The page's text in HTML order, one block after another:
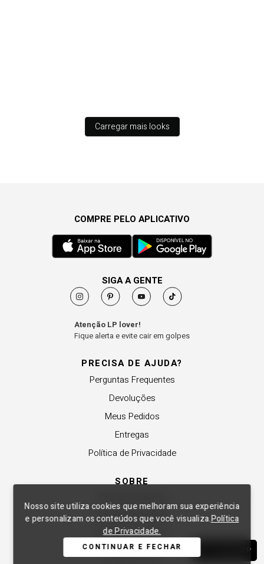
WHATSAPP
Nosso site utiliza cookies que melhoram sua experiência
e personalizam os conteúdos que você visualiza.Política
de Privacidade.
CONTINUAR E FECHAR
Carregar mais looks
PRECISA DE AJUDA?
Perguntas Frequentes
Devoluções
Meus Pedidos
Entregas
Política de Privacidade
SOBRE
Revender a Marca
Trabalhe Conosco
Compre Local
COMPRE PELO APLICATIVO
SIGA A GENTE
Atenção LP lover!
Fique alerta e evite cair em golpes